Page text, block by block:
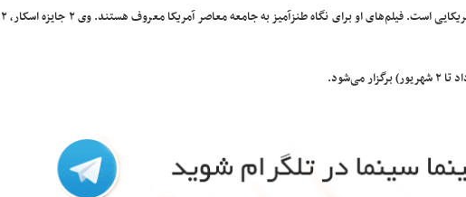
الکساندر پِین ۶۳ ساله کارگردان، فیلم‌نامه‌نویس و تهیه‌کننده آمریکایی است. فیلم‌های او برای نگاه طنزآمیز به جامعه معاصر آمریکا معروف هستند. وی ۲ جایزه اسکار، ۲